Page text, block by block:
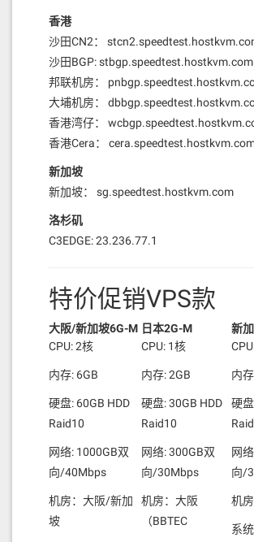
香港
沙田CN2：
沙田BGP: stbgp.speedtest.hostkvm.com
邦联机房：
大埔机房：
香港湾仔：
香港Cera：
新加坡
新加坡： sg.speedtest.hostkvm.com
洛杉矶
C3EDGE: 23.236.77.1
特价促销VPS款
大阪/新加坡6G-M
CPU: 2核
内存: 6GB
硬盘: 60GB HDD
Raid10
网络: 1000GB双
向/40Mbps
机房：大阪/新加
坡
日本2G-M
CPU: 1核
内存: 2GB
硬盘: 30GB HDD
Raid10
网络: 300GB双
向/30Mbps
机房：大阪
（BBTEC
新
内
硬
网
向/
机
系统